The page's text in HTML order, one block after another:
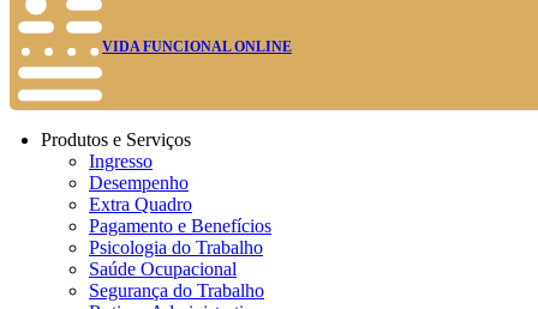
VIDA FUNCIONAL ONLINE
Produtos e Serviços
Ingresso
Desempenho
Extra Quadro
Pagamento e Benefícios
Psicologia do Trabalho
Saúde Ocupacional
Segurança do Trabalho